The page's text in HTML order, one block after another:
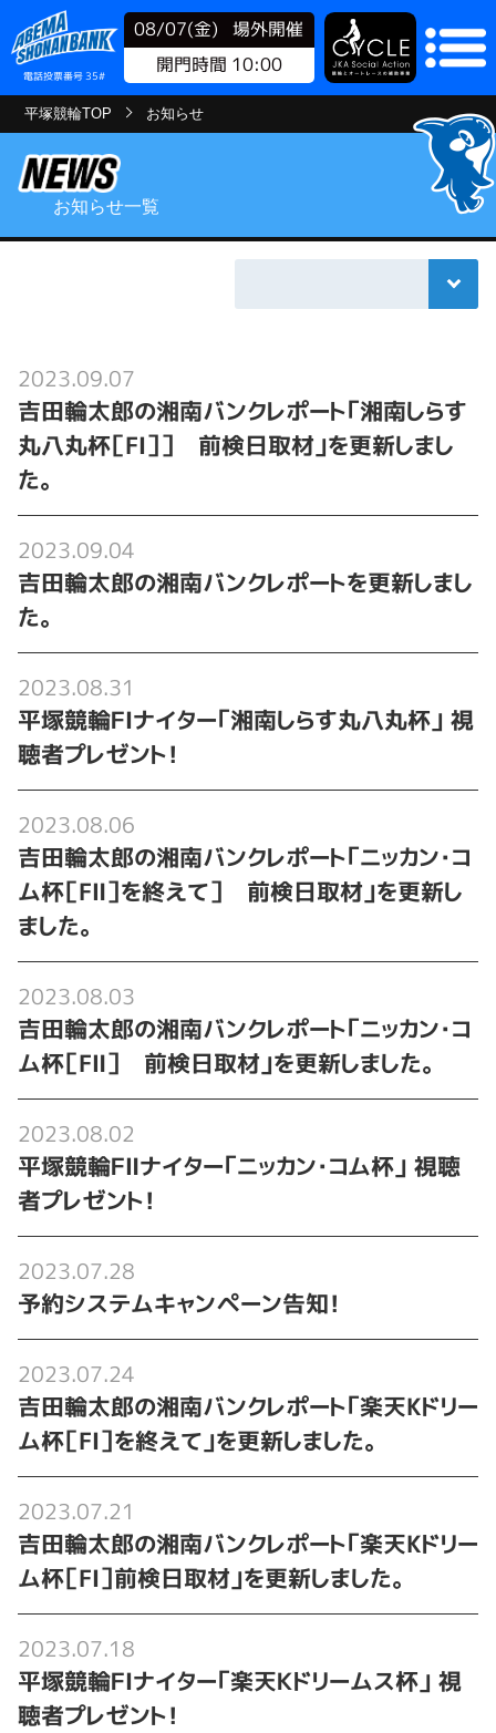
電話投票番号 35#
08/07(金)
場外開催
開門時間 10:00
平塚競輪TOP お知らせ
お知らせ一覧
2023.09.07
吉田輪太郎の湘南バンクレポート「湘南しらす
丸八丸杯［FⅠ］］ 前検日取材」を更新しまし
た。
2023.09.04
吉田輪太郎の湘南バンクレポートを更新しまし
た。
2023.08.31
平塚競輪ＦⅠナイター「湘南しらす丸八丸杯」 視
聴者プレゼント！
2023.08.06
吉田輪太郎の湘南バンクレポート「ニッカン・コ
ム杯［FⅡ］を終えて］ 前検日取材」を更新し
ました。
2023.08.03
吉田輪太郎の湘南バンクレポート「ニッカン・コ
ム杯［FⅡ］ 前検日取材」を更新しました。
2023.08.02
平塚競輪ＦⅡナイター「ニッカン・コム杯」 視聴
者プレゼント！
2023.07.28
予約システムキャンペーン告知！
2023.07.24
吉田輪太郎の湘南バンクレポート「楽天Kドリー
ム杯［FⅠ］を終えて」を更新しました。
2023.07.21
吉田輪太郎の湘南バンクレポート「楽天Kドリー
ム杯［FⅠ］前検日取材」を更新しました。
2023.07.18
平塚競輪ＦⅠナイター「楽天Ｋドリームス杯」 視
聴者プレゼント！